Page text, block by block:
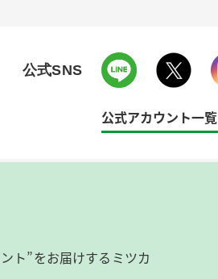
公式SNS
公式アカウント一覧
ト”をお届けするミツカ